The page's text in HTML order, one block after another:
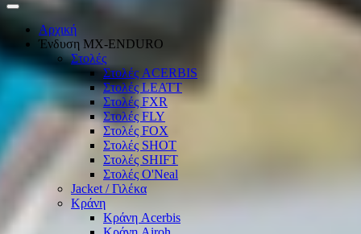
Αρχική
Ένδυση ΜΧ-ΕΝDURO
Στολές
Στολές ACERBIS
Στολές LEATT
Στολές FXR
Στολές FLY
Στολές FOX
Στολές SHOT
Στολές SHIFT
Στολές O'Neal
Jacket / Γιλέκα
Κράνη
Κράνη Acerbis